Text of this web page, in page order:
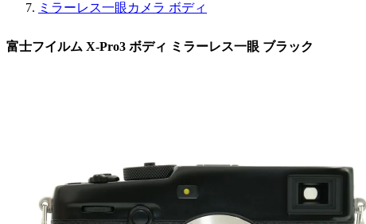
ミラーレス一眼カメラ ボディ
富士フイルム X-Pro3 ボディ ミラーレス一眼 ブラック